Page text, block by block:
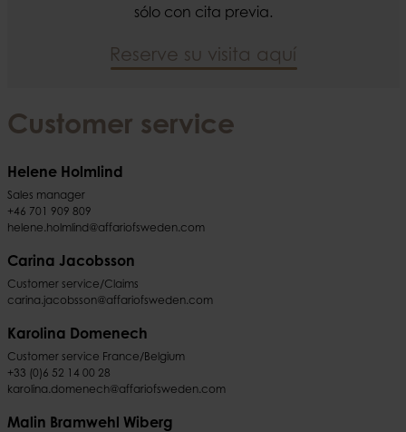
sólo con cita previa.
Reserve su visita aquí
Customer service
Helene Holmlind
Sales manager
+46 701 909 809
helene.holmlind@affariofsweden.com
Carina Jacobsson
Customer service/Claims
carina.jacobsson@affariofsweden.com
Karolina Domenech
Customer service France/Belgium
+33 (0)6 52 14 00 28
karolina.domenech@affariofsweden.com
Malin Bramwehl Wiberg